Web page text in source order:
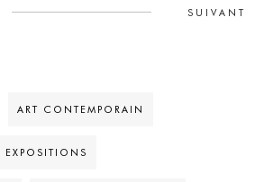
SUIVANT
ART CONTEMPORAIN
EXPOSITIONS